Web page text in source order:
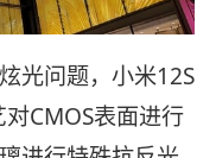
光问题，小米12S
CMOS表面进行